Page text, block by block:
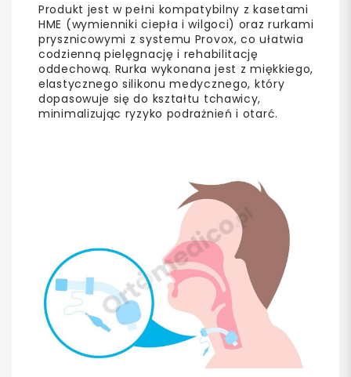
Produkt jest w pełni kompatybilny z kasetami
HME (wymienniki ciepła i wilgoci) oraz rurkami
prysznicowymi z systemu Provox, co ułatwia
codzienną pielęgnację i rehabilitację
oddechową. Rurka wykonana jest z miękkiego,
elastycznego silikonu medycznego, który
dopasowuje się do kształtu tchawicy,
minimalizując ryzyko podrażnień i otarć.